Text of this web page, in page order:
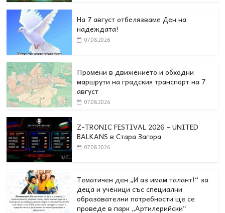
На 7 август отбелязваме Ден на
надеждата!
07.08.2026
Промени в движението и обходни
маршрути на градския транспорт на 7
август
07.08.2026
Z-TRONIC FESTIVAL 2026 – UNITED
BALKANS в Стара Загора
07.08.2026
Тематичен ден „И аз имам талант!“ за
деца и ученици със специални
образователни потребности ще се
проведе в парк „Артилерийски“